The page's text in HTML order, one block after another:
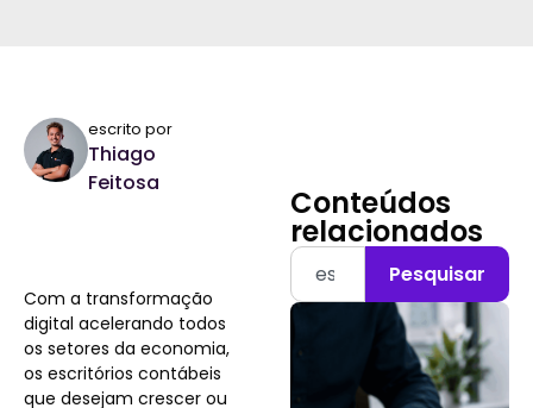
escrito por
Thiago
Feitosa
Com a transformação
digital acelerando todos
os setores da economia,
os escritórios contábeis
que desejam crescer ou
Conteúdos
relacionados
Pesquisar